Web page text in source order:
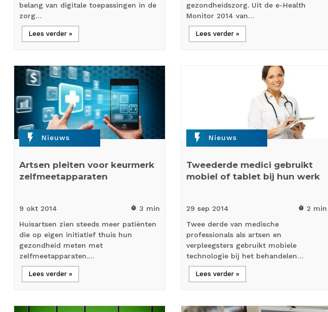
belang van digitale toepassingen in de
zorg…
Lees verder »
gezondheidszorg. Uit de e-Health
Monitor 2014 van…
Lees verder »
flash_on Nieuws
Artsen pleiten voor keurmerk
zelfmeetapparaten
9 okt 2014 timer 3 min
Huisartsen zien steeds meer patiënten
die op eigen initiatief thuis hun
gezondheid meten met
zelfmeetapparaten.…
Lees verder »
flash_on Nieuws
Tweederde medici gebruikt
mobiel of tablet bij hun werk
29 sep 2014 timer 2 min
Twee derde van medische
professionals als artsen en
verpleegsters gebruikt mobiele
technologie bij het behandelen…
Lees verder »